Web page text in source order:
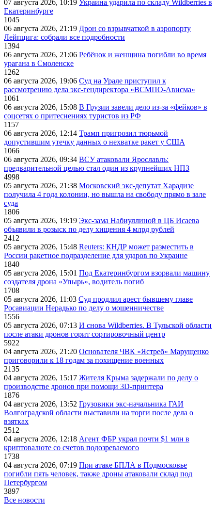
07 августа 2026, 10:19 Украина ударила по складу Wildberries в
Екатеринбурге
1045
06 августа 2026, 21:19 Дрон со взрывчаткой в аэропорту
Лейпцига: собрали все подробности
1394
06 августа 2026, 21:06 Ребёнок и женщина погибли во время
урагана в Смоленске
1262
06 августа 2026, 19:06 Суд на Урале приступил к
рассмотрению дела экс-гендиректора «ВСМПО-Ависма»
1061
06 августа 2026, 15:08 В Грузии завели дело из-за «фейков» в
соцсетях о притеснениях туристов из РФ
1157
06 августа 2026, 12:14 Трамп пригрозил тюрьмой
допустившим утечку данных о нехватке ракет у США
1066
06 августа 2026, 09:34 ВСУ атаковали Ярославль:
предварительной целью стал один из крупнейших НПЗ
4998
05 августа 2026, 21:38 Московский экс-депутат Харадизе
получила 4 года колонии, но вышла на свободу прямо в зале
суда
1806
05 августа 2026, 19:19 Экс-зама Набиуллиной в ЦБ Исаева
объявили в розыск по делу хищения 4 млрд рублей
2412
05 августа 2026, 15:48 Reuters: КНДР может разместить в
России ракетное подразделение для ударов по Украине
1840
05 августа 2026, 15:01 Под Екатеринбургом взорвали машину
создателя дрона «Упырь», водитель погиб
1708
05 августа 2026, 11:03 Суд продлил арест бывшему главе
Росавиации Нерадько по делу о мошенничестве
1556
05 августа 2026, 07:13 И снова Wildberries. В Тульской области
после атаки дронов горит сортировочный центр
5922
04 августа 2026, 21:20 Основателя ЧВК «Ястреб» Марущенко
приговорили к 18 годам за похищение военных
2135
04 августа 2026, 15:17 Жителя Крыма задержали по делу о
производстве дронов при помощи 3D‑принтера
1876
04 августа 2026, 13:52 Грузовики экс-начальника ГАИ
Волгоградской области выставили на торги после дела о
взятках
2512
04 августа 2026, 12:18 Агент ФБР украл почти $1 млн в
криптовалюте со счетов подозреваемого
1738
04 августа 2026, 07:19 При атаке БПЛА в Подмосковье
погибли пять человек, также дроны атаковали склад под
Петербургом
3897
Все новости